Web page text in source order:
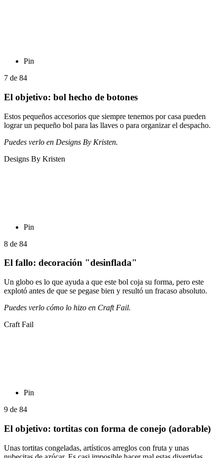
Pin
7 de 84
El objetivo: bol hecho de botones
Estos pequeños accesorios que siempre tenemos por casa pueden
lograr un pequeño bol para las llaves o para organizar el despacho.
Puedes verlo en Designs By Kristen.
Designs By Kristen
Pin
8 de 84
El fallo: decoración "desinflada"
Un globo es lo que ayuda a que este bol coja su forma, pero este
explotó antes de que se pegase bien y resultó un fracaso absoluto.
Puedes verlo cómo lo hizo en Craft Fail.
Craft Fail
Pin
9 de 84
El objetivo: tortitas con forma de conejo (adorable)
Unas tortitas congeladas, artísticos arreglos con fruta y unas